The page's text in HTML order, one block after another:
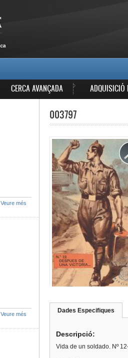
CERCA AVANÇADA ADQUISICIÓ
003797
Dades Especifiques
Descripció:
Vida de un soldado. Nº
Veure més
Veure més